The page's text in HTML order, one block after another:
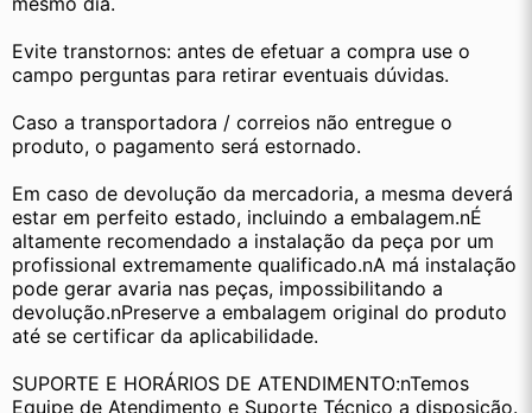
Evite transtornos: antes de efetuar a compra use o
campo perguntas para retirar eventuais dúvidas.
Caso a transportadora / correios não entregue o
produto, o pagamento será estornado.
Em caso de devolução da mercadoria, a mesma deverá
estar em perfeito estado, incluindo a embalagem.nÉ
altamente recomendado a instalação da peça por um
profissional extremamente qualificado.nA má instalação
pode gerar avaria nas peças, impossibilitando a
devolução.nPreserve a embalagem original do produto
até se certificar da aplicabilidade.
SUPORTE E HORÁRIOS DE ATENDIMENTO:nTemos
Equipe de Atendimento e Suporte Técnico a disposição.